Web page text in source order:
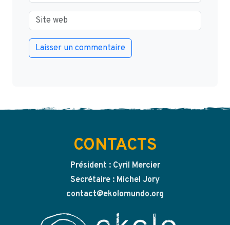
CONTACTS
Président : Cyril Mercier
Secrétaire : Michel Jory
contact@ekolomundo.org